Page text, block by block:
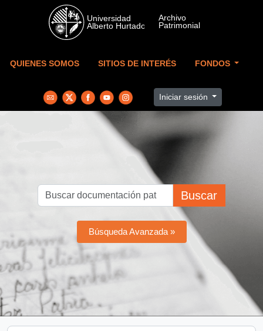
Skip to main content
QUIENES SOMOS SITIOS DE INTERÉS FONDOS
Iniciar sesión
Buscar
Búsqueda Avanzada »